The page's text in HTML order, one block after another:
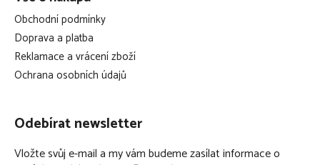
Obchodní podmínky
Doprava a platba
Reklamace a vrácení zboží
Ochrana osobních údajů
Odebírat newsletter
Vložte svůj e-mail a my vám budeme zasílat informace o